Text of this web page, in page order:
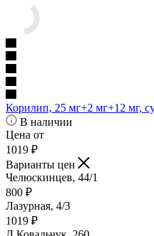
Корилип, 25 мг+2 мг+12 мг,
В наличии
Цена от
1019 ₽
Варианты цен
Челюскинцев, 44/1
800 ₽
Лазурная, 4/3
1019 ₽